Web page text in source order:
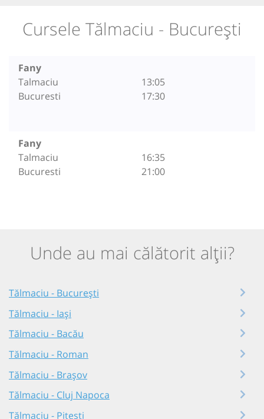
Cursele Tălmaciu - București
Fany
Talmaciu
Bucuresti
13:05
17:30
Fany
Talmaciu
Bucuresti
16:35
21:00
Unde au mai călătorit alții?
Tălmaciu - București
Tălmaciu - Iași
Tălmaciu - Bacău
Tălmaciu - Roman
Tălmaciu - Brașov
Tălmaciu - Cluj Napoca
Tălmaciu - Pitești